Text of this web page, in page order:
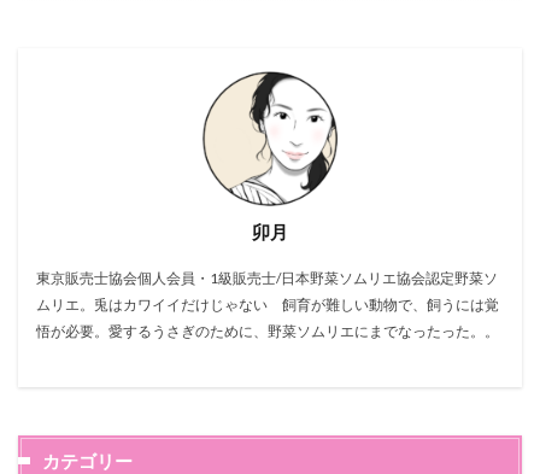
卯月
東京販売士協会個人会員・1級販売士/日本野菜ソムリエ協会認定野菜ソ
ムリエ。兎はカワイイだけじゃない 飼育が難しい動物で、飼うには覚
悟が必要。愛するうさぎのために、野菜ソムリエにまでなったった。。
カテゴリー